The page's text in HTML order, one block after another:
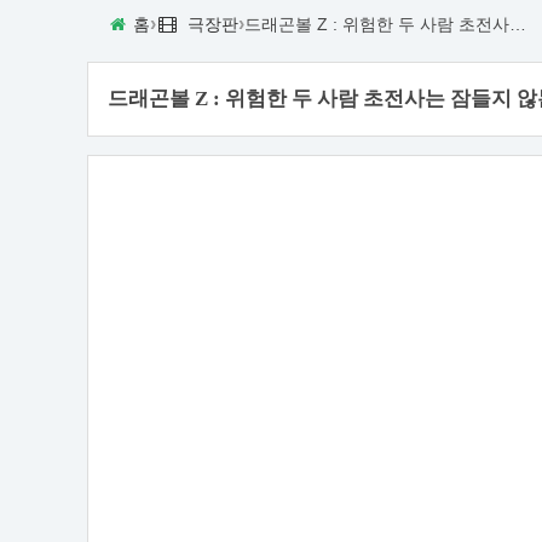
홈› 극장판›
드래곤볼 Z : 위험한 두 사람 초전사는 잠들지